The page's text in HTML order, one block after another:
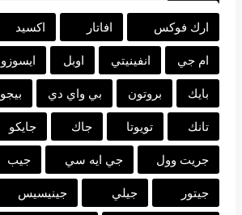
ارك فوكس افاتار اكسيد
ام جي انفينيتي اوبل ايسوزو
بايك بروتون بي واي دي بيجو
تانك تويوتا جاك جايكو
جريت وول جي ايه سي جيب
جيتور جيلي جينيسيس